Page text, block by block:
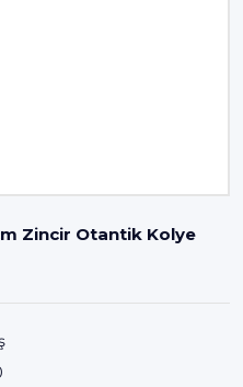
Zincir Otantik Kolye